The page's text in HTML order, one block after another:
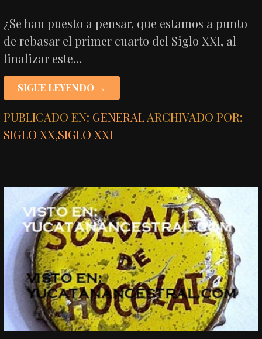
¿Se han puesto a pensar, que estamos a punto
de rebasar el primer cuarto del Siglo XXI, al
finalizar este…
SIGUE LEYENDO →
PUBLICADO EN: GENERALARCHIVADO POR:
SIGLO XX,SIGLO XXI